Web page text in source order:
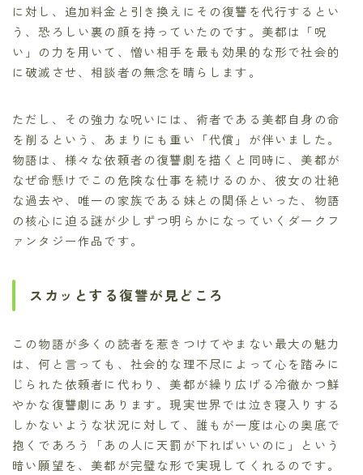
に対し、追加料金と引き換えにその復讐を代行するとい
う、恐ろしい裏の顔を持っていたのです。美都は「呪
い」の力を用いて、憎い相手を最も効果的な形で社会的
に破滅させ、相談者の無念を晴らします。
ただし、その強力な呪いには、術者である美都自身の命
を削るという、あまりにも重い「代償」が伴いました。
物語は、様々な依頼者の復讐劇を描くと同時に、美都が
なぜ命懸けでこの危険な仕事を続けるのか、彼女の壮絶
な過去や、唯一の家族である妹との関係といった、物語
の核心に迫る謎が少しずつ明らかになっていくダークフ
ァンタジー作品です。
スカッとする復讐が見どころ
この物語が多くの読者を惹きつけてやまない最大の魅力
は、何と言っても、社会的な理不尽によって心を踏みに
じられた依頼者に代わり、美都が繰り広げる冷徹かつ鮮
やかな復讐劇にあります。現実世界では泣き寝入りする
しかないような状況に対して、誰もが一度は心の奥底で
抱くであろう「あの人に天罰が下ればいいのに」という
暗い願望を、美都が完璧な形で実現してくれるのです。